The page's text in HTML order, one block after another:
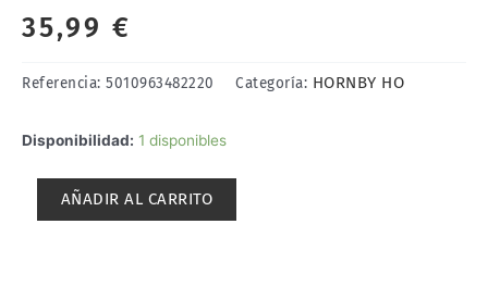
35,99 €
Referencia: 5010963482220 Categoría: HORNBY HO
Disponibilidad: 1 disponibles
SET
EXPANSIÓN
AÑADIR AL CARRITO